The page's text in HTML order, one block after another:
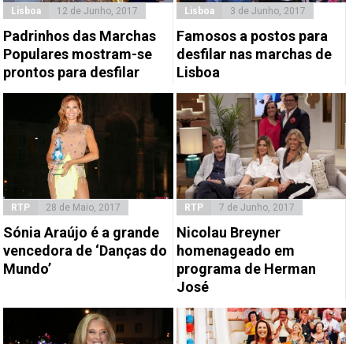
Lisboa 12 de Junho, 2017
Padrinhos das Marchas
Populares mostram-se
prontos para desfilar
Lisboa 3 de Junho, 2017
Famosos a postos para
desfilar nas marchas de
Lisboa
RTP 28 de Maio, 2017
Sónia Araújo é a grande
vencedora de ‘Danças do
Mundo’
RTP 7 de Junho, 2017
Nicolau Breyner
homenageado em
programa de Herman
José